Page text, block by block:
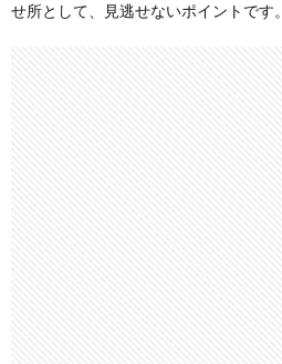
せ所として、見逃せないポイントです。